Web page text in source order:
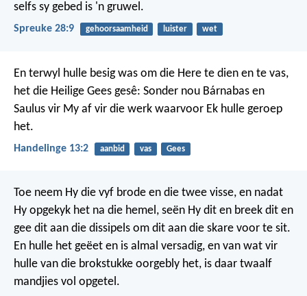
selfs sy gebed is 'n gruwel.
Spreuke 28:9 gehoorsaamheid luister wet
En terwyl hulle besig was om die Here te dien en te vas,
het die Heilige Gees gesê: Sonder nou Bárnabas en
Saulus vir My af vir die werk waarvoor Ek hulle geroep
het.
Handelinge 13:2 aanbid vas Gees
Toe neem Hy die vyf brode en die twee visse, en nadat
Hy opgekyk het na die hemel, seën Hy dit en breek dit en
gee dit aan die dissipels om dit aan die skare voor te sit.
En hulle het geëet en is almal versadig, en van wat vir
hulle van die brokstukke oorgebly het, is daar twaalf
mandjies vol opgetel.